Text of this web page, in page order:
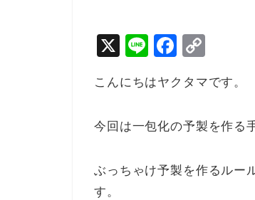
X
Li
e
F
c
e
b
o
o
p
y
Li
n
k
こんにちはヤクタマです。
今回は一包化の予製を作る
ぶっちゃけ予製を作るルー
す。